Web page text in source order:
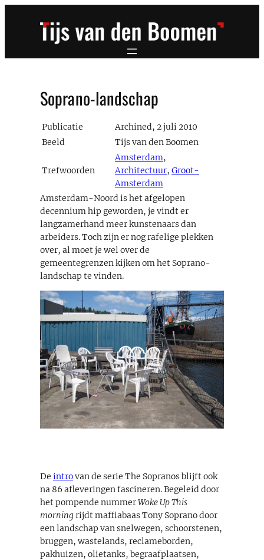
Soprano-landschap
Publicatie
Archined, 2 juli 2010
Beeld
Tijs van den Boomen
Trefwoorden
Amsterdam,
Architectuur, Groot-
Amsterdam
Amsterdam-Noord is het afgelopen
decennium hip geworden, je vindt er
langzamerhand meer kunstenaars dan
arbeiders. Toch zijn er nog rafelige plekken
over, al moet je wel over de
gemeentegrenzen kijken om het Soprano-
landschap te vinden.
De introvan de serie The Sopranos blijft ook
na 86 afleveringen fascineren. Begeleid door
het pompende nummerWoke Up This
morningrijdt maffiabaas Tony Soprano door
een landschap van snelwegen, schoorstenen,
bruggen, wastelands, reclameborden,
pakhuizen, olietanks, begraafplaatsen,